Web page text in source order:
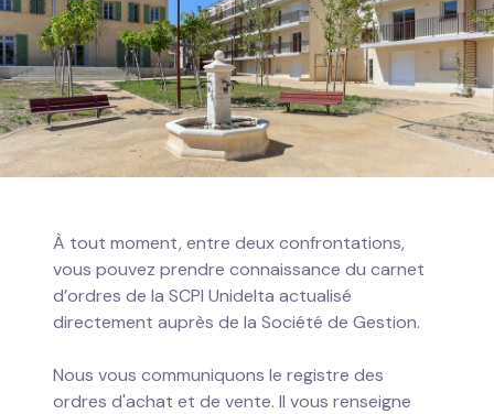
À tout moment, entre deux confrontations,
vous pouvez prendre connaissance du carnet
d’ordres de la SCPI Unidelta actualisé
directement auprès de la Société de Gestion.
Nous vous communiquons le registre des
ordres d'achat et de vente. Il vous renseigne